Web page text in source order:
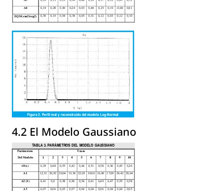
4.2 El Modelo Gaussiano